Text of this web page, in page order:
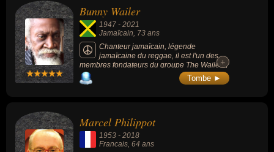
Bunny Wailer
1947 - 2021
Jamaïcain, 73 ans
Chanteur jamaïcain, légende
jamaïcaine du reggae, il est l'un des
membres fondateurs du groupe The Wailers,
avec Bob Marley et Peter Tosh.
+
+
Tombe ►
Marcel Philippot
1953 - 2018
Francais , 64 ans